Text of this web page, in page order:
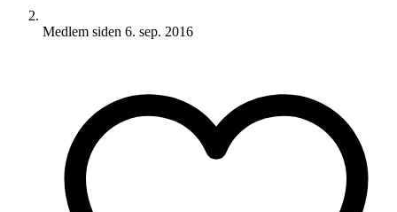
Medlem siden 6. sep. 2016